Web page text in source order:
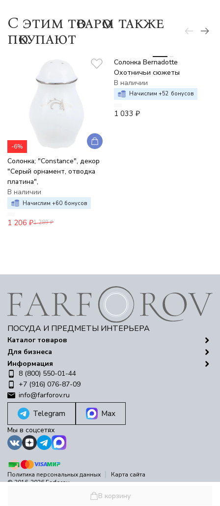
В корзину
C этим товаром также
покупают
-6%
Солонка; "Constance", декор
"Серый орнамент, отводка
платина",
В наличии
Начислим +60 бонусов
1 206 ₽1 289 ₽
Солонка Bernadotte
Охотничьи сюжеты
В наличии
Начислим +52 бонусов
1 033 ₽
ПОСУДА И ПРЕДМЕТЫ ИНТЕРЬЕРА
Каталог товаров
Для бизнеса
Информация
8 (800) 550-01-44
+7 (916) 076-87-09
info@farforov.ru
Telegram Max
Мы в соцсетях
Политика персональных данных
Карта сайта
© 2016-2026 Farforov